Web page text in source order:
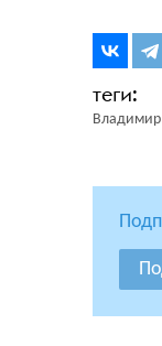
Владимир